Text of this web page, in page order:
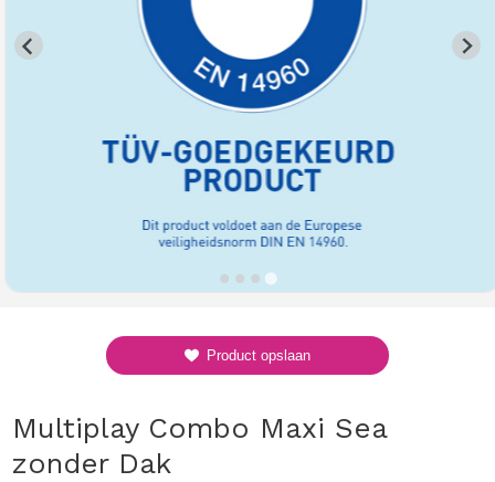
Multiplay Combo Maxi Sea
zonder Dak
Product opslaan